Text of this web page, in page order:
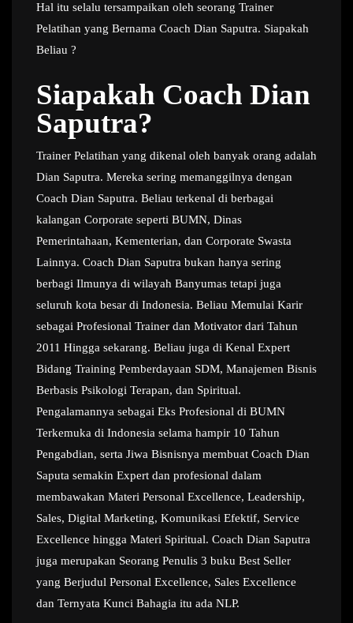
Hal itu selalu tersampaikan oleh seorang Trainer
Pelatihan yang Bernama Coach Dian Saputra. Siapakah
Beliau ?
Siapakah Coach Dian
Saputra?
Trainer Pelatihan yang dikenal oleh banyak orang adalah
Dian Saputra. Mereka sering memanggilnya dengan
Coach Dian Saputra. Beliau terkenal di berbagai
kalangan Corporate seperti BUMN, Dinas
Pemerintahaan, Kementerian, dan Corporate Swasta
Lainnya. Coach Dian Saputra bukan hanya sering
berbagi Ilmunya di wilayah Banyumas tetapi juga
seluruh kota besar di Indonesia. Beliau Memulai Karir
sebagai Profesional Trainer dan Motivator dari Tahun
2011 Hingga sekarang. Beliau juga di Kenal Expert
Bidang Training Pemberdayaan SDM, Manajemen Bisnis
Berbasis Psikologi Terapan, dan Spiritual.
Pengalamannya sebagai Eks Profesional di BUMN
Terkemuka di Indonesia selama hampir 10 Tahun
Pengabdian, serta Jiwa Bisnisnya membuat Coach Dian
Saputa semakin Expert dan profesional dalam
membawakan Materi Personal Excellence, Leadership,
Sales, Digital Marketing, Komunikasi Efektif, Service
Excellence hingga Materi Spiritual. Coach Dian Saputra
juga merupakan Seorang Penulis 3 buku Best Seller
yang Berjudul Personal Excellence, Sales Excellence
dan Ternyata Kunci Bahagia itu ada NLP.